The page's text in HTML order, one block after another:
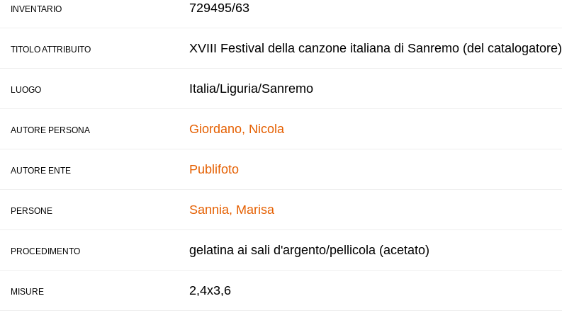
INVENTARIO 729495/63
TITOLO ATTRIBUITO XVIII Festival della canzone italiana di Sanremo (del catalogatore)
LUOGO Italia/Liguria/Sanremo
AUTORE PERSONA Giordano, Nicola
AUTORE ENTE Publifoto
PERSONE Sannia, Marisa
PROCEDIMENTO gelatina ai sali d'argento/pellicola (acetato)
MISURE 2,4x3,6